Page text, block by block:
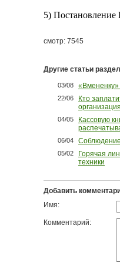
5)
смотр: 7545
Другие статьи
03/08
22/06
Кто
04/05
Кассовую
06/04
05/02
Горячая
техники
Добавить
Имя:
Комментарий: